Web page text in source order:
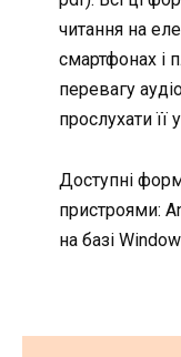
читання на
смартфонах і
перевагу
прослухати її
Доступні
пристроями:
на базі